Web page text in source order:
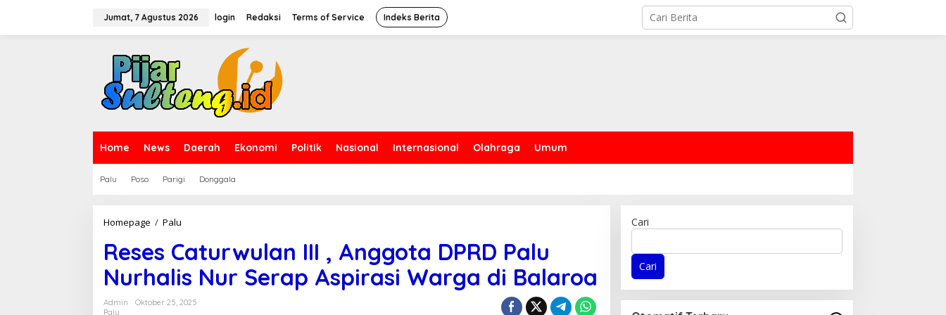
Jumat, 7 Agustus 2026 login Redaksi Terms of Service Indeks Berita
Home News Daerah Ekonomi Politik Nasional Internasional Olahraga Umum
Palu Poso Parigi Donggala
Homepage / Palu
s
e
s
C
a
Reses Caturwulan III , Anggota DPRD Palu
Nurhalis Nur Serap Aspirasi Warga di Balaroa
Admin
Oktober 25, 2025
Palu
Cari
Cari